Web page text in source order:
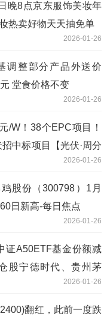
晚8点京东服饰美妆年
热卖好物天天抽免单
2026-01-26
调整部分产品外送价
堂食价格不变
2026-01-26
/W！38个EPC项目！
中标项目【光伏·周分
2026-01-26
股份（300798）1月
日新高-每日焦点
2026-01-26
证A50ETF基金份额减
股宁德时代、贵州茅
2026-01-26
翻红，此前一度跌